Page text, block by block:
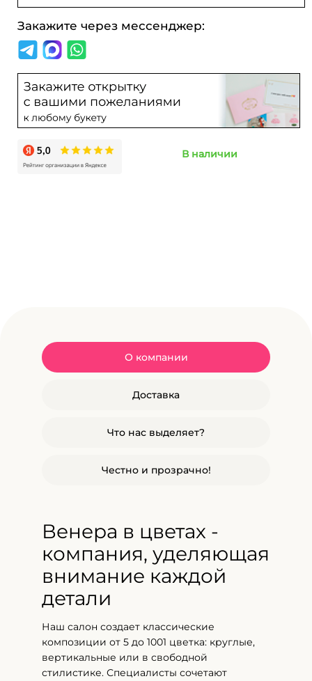
Закажите через мессенджер:
В наличии
О компании
Доставка
Что нас выделяет?
Честно и прозрачно!
Венера в цветах -
компания, уделяющая
внимание каждой
детали
Наш салон создает классические
композиции от 5 до 1001 цветка: круглые,
вертикальные или в свободной
стилистике. Специалисты сочетают